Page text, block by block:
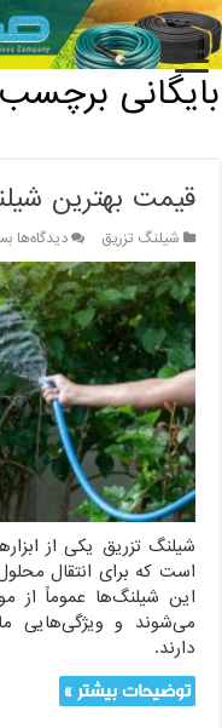
خانه / بایگانی برچسب:
بایگانی
قیمت بهترین
شیلنگ تزریق دیدگاه‌ها
شیلنگ تزریق یکی از
است که برای انتقال
این شیلنگ‌ها عموماً از
می‌شوند و ویژگی‌هایی
دارند.
توضیحات بیشتر »